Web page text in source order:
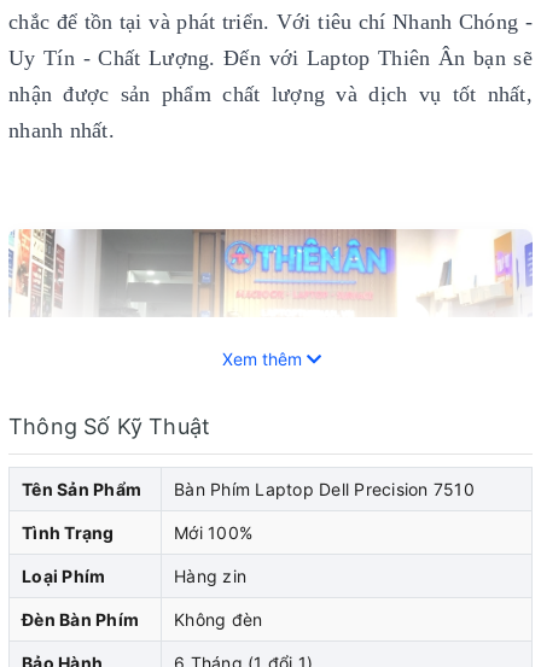
chắc để tồn tại và phát triển. Với tiêu chí Nhanh Chóng -
Uy Tín - Chất Lượng. Đến với Laptop Thiên Ân bạn sẽ
nhận được sản phẩm chất lượng và dịch vụ tốt nhất,
nhanh nhất.
Laptop Dell đã trở thành một trong những thiết bị di
động phổ biến và không thể thiếu trong cuộc sống hiện
Xem thêm
Thông Số Kỹ Thuật
Tên Sản Phẩm Bàn Phím Laptop Dell Precision 7510
Tình Trạng Mới 100%
Loại Phím Hàng zin
Đèn Bàn Phím Không đèn